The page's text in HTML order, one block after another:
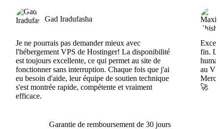
Gad Iradufasha
Je ne pourrais pas demander mieux avec
l'hébergement VPS de Hostinger! La disponibilité
est toujours excellente, ce qui permet au site de
fonctionner sans interruption. Chaque fois que j'ai
eu besoin d'aide, leur équipe de soutien technique
s'est montrée rapide, compétente et vraiment
efficace.
fin.
au
Merci
🚀
Garantie de remboursement de 30 jours